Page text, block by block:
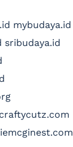
mybudaya.id
sribudaya.id
craftycutz.com